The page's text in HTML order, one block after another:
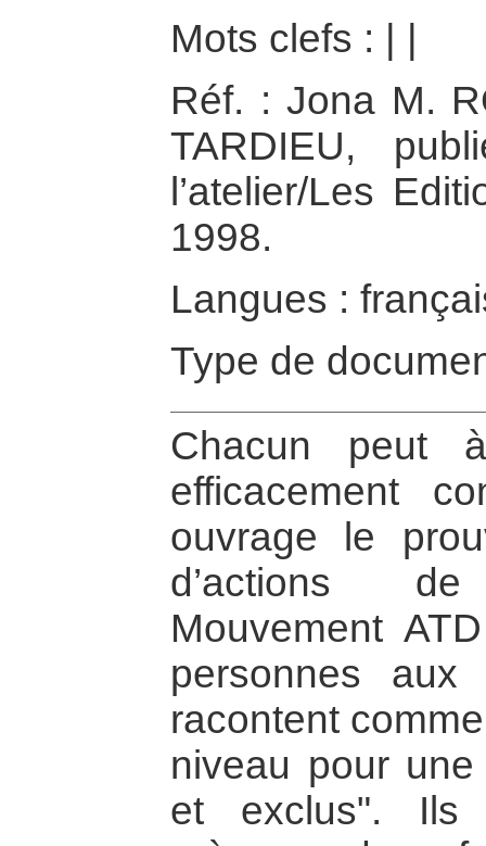
Mots clefs :
Réf. : Jona M.
TARDIEU,
l’atelier/Les
1998.
Langues :
Type de
Chacun peut
efficacement
ouvrage le
d’actions
Mouvement
personnes
racontent
niveau pour
et exclus". Ils